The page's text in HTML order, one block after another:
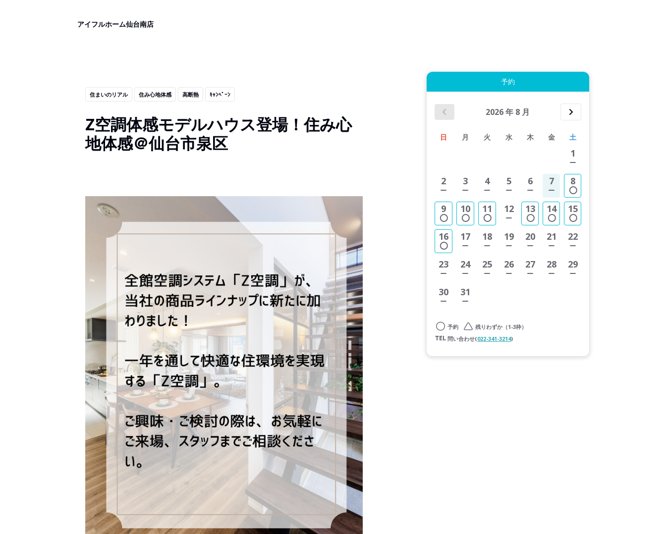
アイフルホーム仙台南店
住まいのリアル 住み心地体感 高断熱 ｷｬﾝﾍﾟｰﾝ
Z空調体感モデルハウス登場！住み心
地体感＠仙台市泉区
予約
2026年 8 月
日 月 火 水 木 金 土
1
2 3 4 5 6 7 8
9 10 11 12 13 14 15
16 17 18 19 20 21 22
23 24 25 26 27 28 29
30 31
予約
残りわずか（1-3枠）
問い合わせ(022-341-3214)